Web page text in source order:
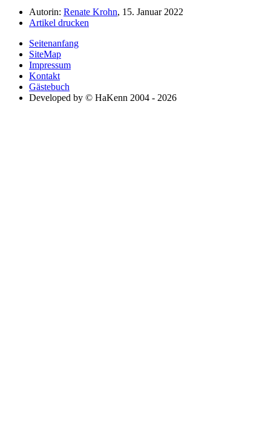
Autorin: Renate Krohn, 15. Januar 2022
Artikel drucken
Seitenanfang
SiteMap
Impressum
Kontakt
Gästebuch
Developed by © HaKenn 2004 - 2026